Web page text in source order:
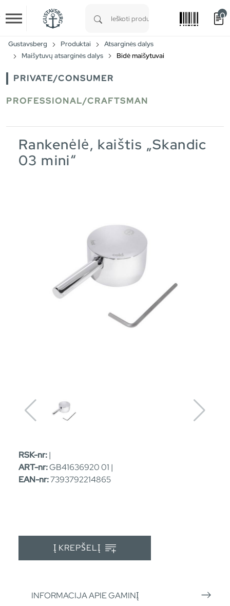
Skip to main content
0
Gustavsberg Produktai
Atsarginės dalys
Maišytuvų atsarginės dalys
Bidė maišytuvai
PRIVATE/CONSUMER
PROFESSIONAL/CRAFTSMAN
Rankenėlė, kaištis „Skandic
03 mini“
RSK-nr:|
ART-nr:GB41636920 01 |
EAN-nr:7393792214865
Į KREPŠELĮ
INFORMACIJA APIE GAMINĮ